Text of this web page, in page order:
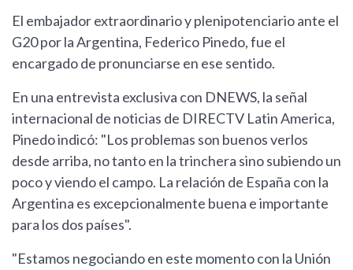
El embajador extraordinario y plenipotenciario ante el
G20 por la Argentina, Federico Pinedo, fue el
encargado de pronunciarse en ese sentido.
En una entrevista exclusiva con DNEWS, la señal
internacional de noticias de DIRECTV Latin America,
Pinedo indicó: "Los problemas son buenos verlos
desde arriba, no tanto en la trinchera sino subiendo un
poco y viendo el campo. La relación de España con la
Argentina es excepcionalmente buena e importante
para los dos países".
"Estamos negociando en este momento con la Unión